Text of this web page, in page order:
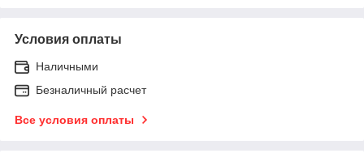
Условия оплаты
Наличными
Безналичный расчет
Все условия оплаты